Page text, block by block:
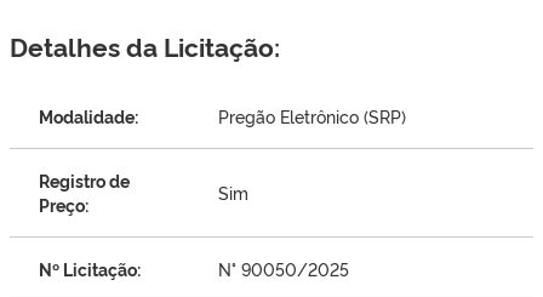
Detalhes da Licitação:
Modalidade: Pregão Eletrônico (SRP)
Registro de
Preço:
Sim
Nº Licitação: N° 90050/2025